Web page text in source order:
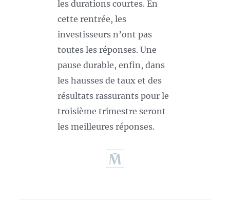
les durations courtes. En
cette rentrée, les
investisseurs n’ont pas
toutes les réponses. Une
pause durable, enfin, dans
les hausses de taux et des
résultats rassurants pour le
troisième trimestre seront
les meilleures réponses.